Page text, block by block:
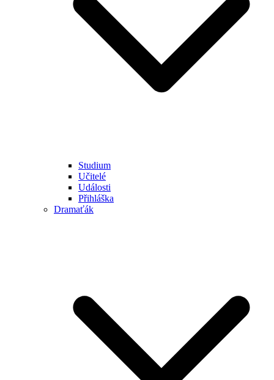
Studium
Učitelé
Události
Přihláška
Dramaťák